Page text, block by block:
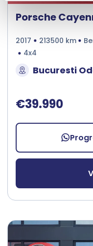
Porsche
2017 213500 km
4x4
Bucuresti
€39.990